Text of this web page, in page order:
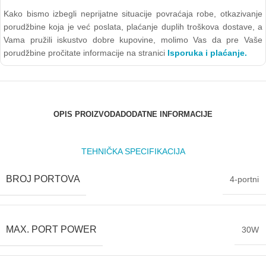
Kako bismo izbegli neprijatne situacije povraćaja robe, otkazivanje
porudžbine koja je već poslata, plaćanje duplih troškova dostave, a
Vama pružili iskustvo dobre kupovine, molimo Vas da pre Vaše
porudžbine pročitate informacije na stranici Isporuka i plaćanje.
OPIS PROIZVODADODATNE INFORMACIJE
TEHNIČKA SPECIFIKACIJA
BROJ PORTOVA 4-portni
MAX. PORT POWER 30W